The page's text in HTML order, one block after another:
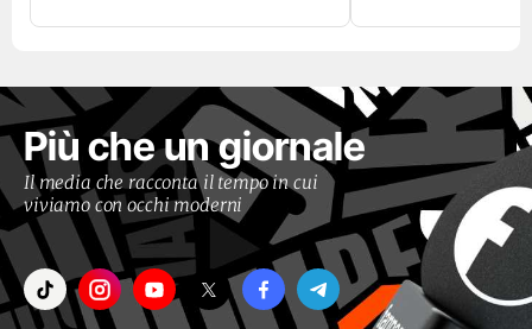
Più che un giornale
Il media che racconta il tempo in cui
viviamo con occhi moderni